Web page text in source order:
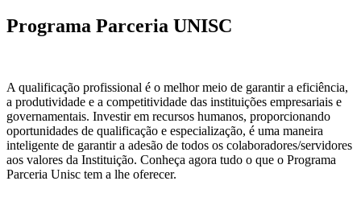
Programa Parceria UNISC
A qualificação profissional é o melhor meio de garantir a eficiência,
a produtividade e a competitividade das instituições empresariais e
governamentais. Investir em recursos humanos, proporcionando
oportunidades de qualificação e especialização, é uma maneira
inteligente de garantir a adesão de todos os colaboradores/servidores
aos valores da Instituição. Conheça agora tudo o que o Programa
Parceria Unisc tem a lhe oferecer.